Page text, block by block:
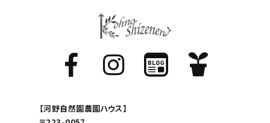
【河野自然園農園ハウス】